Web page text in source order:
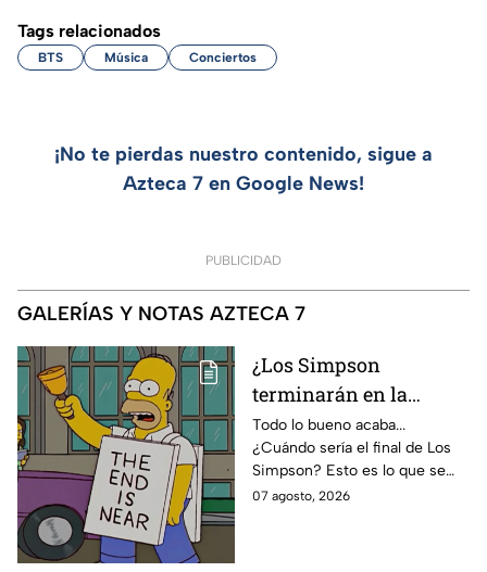
Tags relacionados
BTS Música Conciertos
¡No te pierdas nuestro contenido, sigue a
Azteca 7 en Google News!
PUBLICIDAD
GALERÍAS Y NOTAS AZTECA 7
¿Los Simpson
terminarán en la
temporada 40? Actriz
de Bart Simpson da
IMPACTANTE
declaración
Todo lo bueno acaba...
¿Cuándo sería el final de Los
Simpson? Esto es lo que se
sabe:
07 agosto, 2026